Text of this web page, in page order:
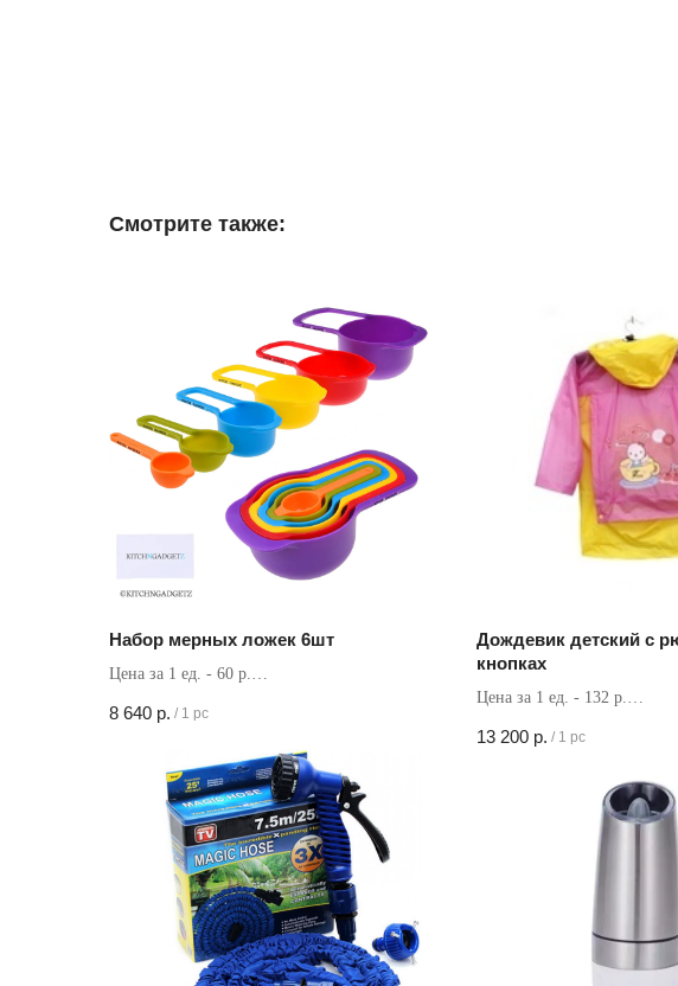
Смотрите также:
Набор мерных ложек 6шт
Цена за 1 ед. - 60 р.
8 640 р. / 1 pc
Дождевик детский с
кнопках
Цена за 1 ед. - 132 р.
13 200 р. / 1 pc